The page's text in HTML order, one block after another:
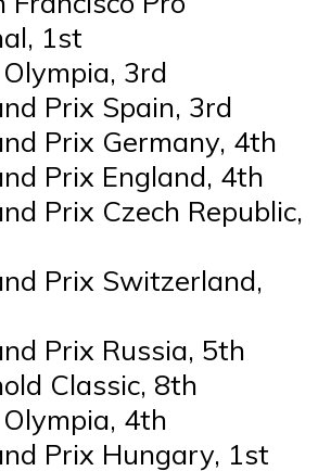
1st
3rd
Prix Spain, 3rd
Prix Germany, 4th
Prix England, 4th
Prix Czech Republic,
Prix Switzerland,
Prix Russia, 5th
Classic, 8th
4th
Prix Hungary, 1st